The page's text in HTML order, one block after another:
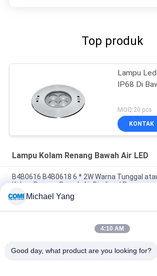
Top produk
Lampu
IP68 Di
MOQ:20 pcs
KONTAK
Lampu Kolam Renang Bawah Air LED
B4B0616 B4B0618 6 * 2W Warna Tunggal
Kolam Renang Bawah Air Dinding /
dengan Braket
24V DC RGB RGBW DMX512 IP68 SS316L
C4YB0657 C4YB0618 6 * 2W Lampu Kolam
Michael Yang
4:10 AM
Good day, what product are you looking for?